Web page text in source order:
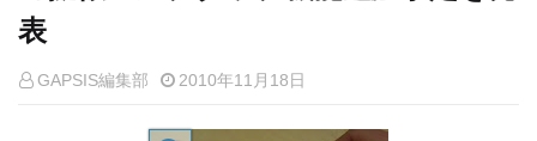
表
GAPSIS編集部 2010年11月18日